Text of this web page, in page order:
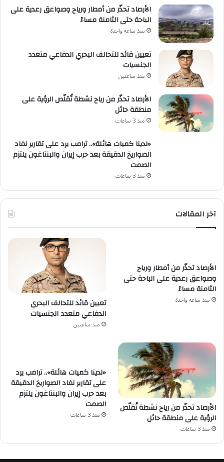
الأرصاد تحذّر من أمطار ورياح وصواعق رعدية على
الباحة حتى الثامنة مساءً
منذ ساعة واحدة
تعيين قائد للتحالف البحري الدفاعي متعدد
الجنسيات
منذ ساعتين
الأرصاد تحذّر من رياح نشطة تُقلّص الرؤية على
منطقة حائل
منذ 3 ساعات
«لدينا كميات هائلة».. ترامب يرد على تقارير نفاد
الصواريخ الدقيقة بعد حرب إيران والبنتاغون يلتزم
الصمت
منذ 3 ساعات
آخر المقالات
الأرصاد تحذّر من أمطار ورياح
وصواعق رعدية على الباحة حتى
الثامنة مساءً
منذ ساعة واحدة
تعيين قائد للتحالف البحري
الدفاعي متعدد الجنسيات
منذ ساعتين
الأرصاد تحذّر من رياح نشطة تُقلّص
الرؤية على منطقة حائل
منذ 3 ساعات
«لدينا كميات هائلة».. ترامب يرد
على تقارير نفاد الصواريخ الدقيقة
بعد حرب إيران والبنتاغون يلتزم
الصمت
منذ 3 ساعات